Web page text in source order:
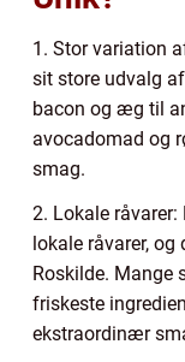
1. Stor variation
sit store udvalg
bacon og æg til
avocadomad og
smag.
2. Lokale
lokale råvarer, og
Roskilde. Mange
friskeste
ekstraordinær